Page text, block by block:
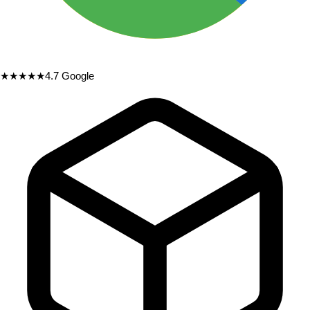
★★★★★4.7 Google